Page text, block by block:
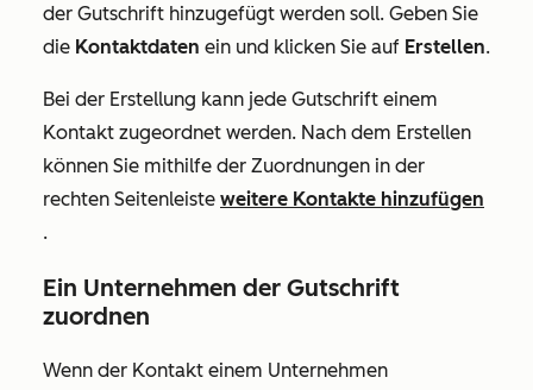
der Gutschrift hinzugefügt werden soll. Geben Sie
die Kontaktdaten ein und klicken Sie auf Erstellen.
Bei der Erstellung kann jede Gutschrift einem
Kontakt zugeordnet werden. Nach dem Erstellen
können Sie mithilfe der Zuordnungen in der
rechten Seitenleiste weitere Kontakte hinzufügen
.
Ein Unternehmen der Gutschrift
zuordnen
Wenn der Kontakt einem Unternehmen